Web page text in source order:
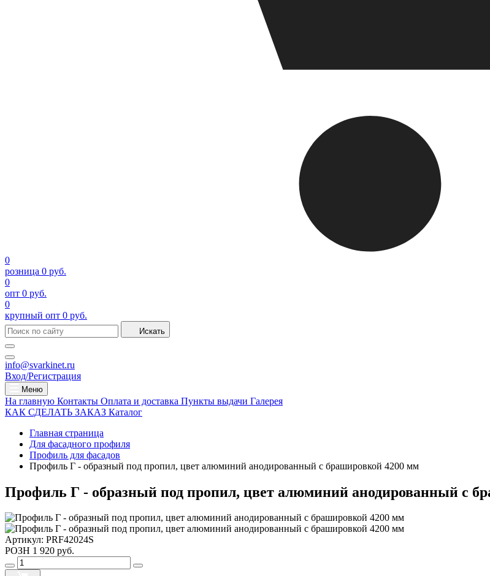
0
розница 0 руб.
0
опт 0 руб.
0
крупный опт 0 руб.
Искать
info@svarkinet.ru
Вход/Регистрация
Меню
На главную Контакты Оплата и доставка Пункты выдачи Галерея
КАК СДЕЛАТЬ ЗАКАЗ Каталог
Главная страница
Для фасадного профиля
Профиль для фасадов
Профиль Г - образный под пропил, цвет алюминий анодированный с брашировкой 4200 мм
Профиль Г - образный под пропил, цвет алюминий анодированный с
Артикул: PRF42024S
РОЗН 1 920 руб.